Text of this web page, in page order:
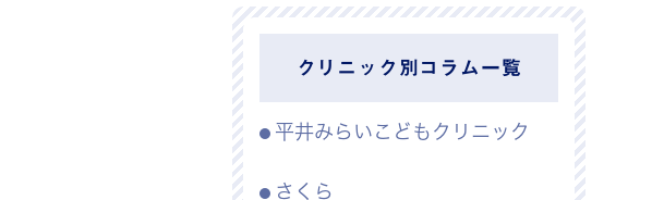
クリニック別コラム一覧
平井みらいこどもクリニック
さくら